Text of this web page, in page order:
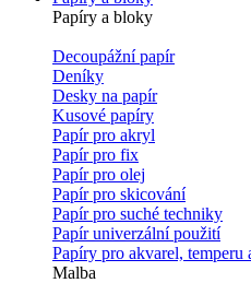
Papíry a bloky
Decoupážní papír
Deníky
Desky na papír
Kusové papíry
Papír pro akryl
Papír pro fix
Papír pro olej
Papír pro skicování
Papír pro suché techniky
Papír univerzální použití
Papíry pro akvarel, temperu
Malba